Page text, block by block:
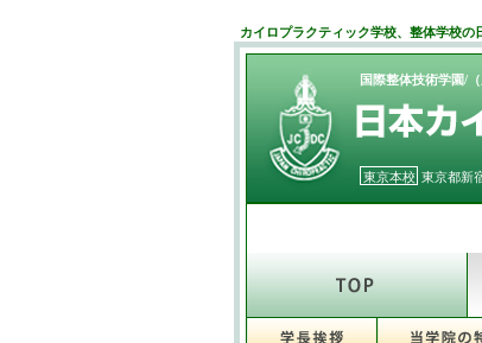
カイロプラクティック学校、整体学校の
国際整体技術学園/
東京本校 東京都新